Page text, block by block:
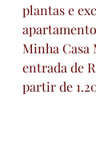
plantas e
Minha Casa
entrada de
partir de